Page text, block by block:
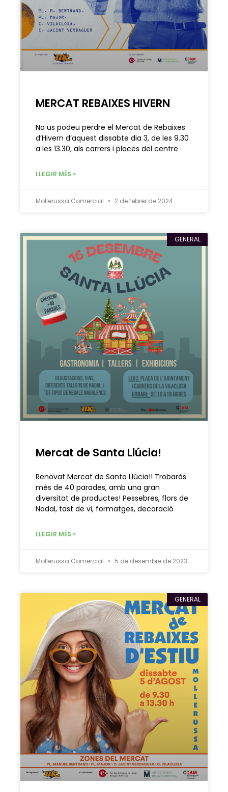
MERCAT REBAIXES HIVERN
No us podeu perdre el Mercat de Rebaixes
d’Hivern d’aquest dissabte dia 3, de les 9.30
a les 13.30, als carrers i places del centre
LLEGIR MÉS »
Mollerussa Comercial 2 de febrer de 2024
GENERAL
Mercat de Santa Llúcia!
Renovat Mercat de Santa Llúcia!! Trobaràs
més de 40 parades, amb una gran
diversitat de productes! Pessebres, flors de
Nadal, tast de vi, formatges, decoració
LLEGIR MÉS »
Mollerussa Comercial 5 de desembre de 2023
GENERAL